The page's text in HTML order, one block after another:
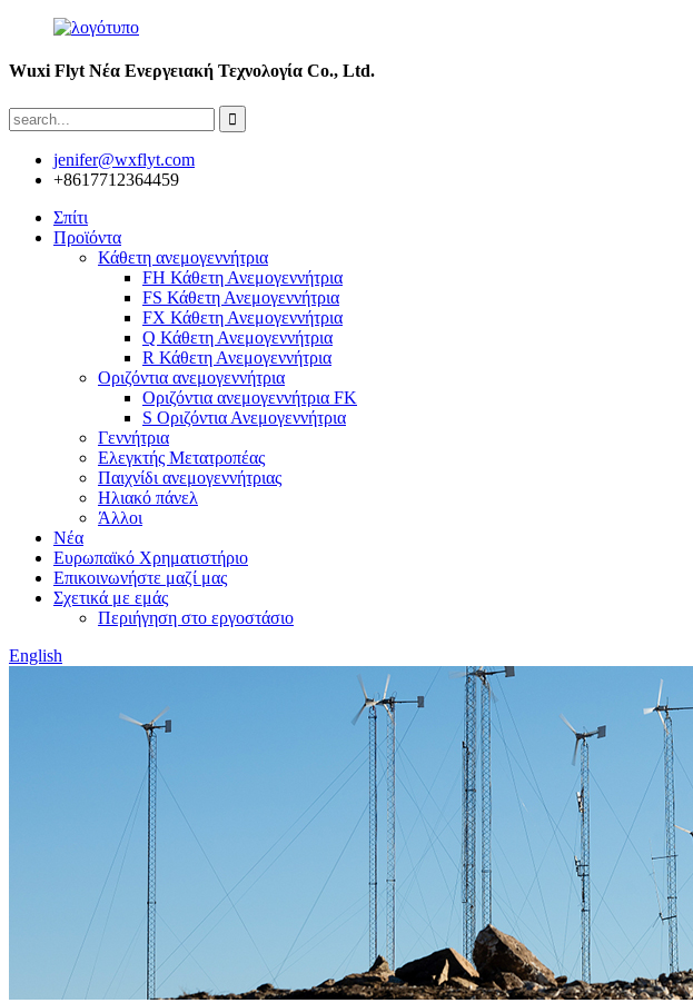
Wuxi Flyt Νέα Ενεργειακή Τεχνολογία Co., Ltd.
jenifer@wxflyt.com
+8617712364459
Σπίτι
Προϊόντα
Κάθετη ανεμογεννήτρια
FH Κάθετη Ανεμογεννήτρια
FS Κάθετη Ανεμογεννήτρια
FX Κάθετη Ανεμογεννήτρια
Q Κάθετη Ανεμογεννήτρια
R Κάθετη Ανεμογεννήτρια
Οριζόντια ανεμογεννήτρια
Οριζόντια ανεμογεννήτρια FK
S Οριζόντια Ανεμογεννήτρια
Γεννήτρια
Ελεγκτής Μετατροπέας
Παιχνίδι ανεμογεννήτριας
Ηλιακό πάνελ
Άλλοι
Νέα
Ευρωπαϊκό Χρηματιστήριο
Επικοινωνήστε μαζί μας
Σχετικά με εμάς
Περιήγηση στο εργοστάσιο
English